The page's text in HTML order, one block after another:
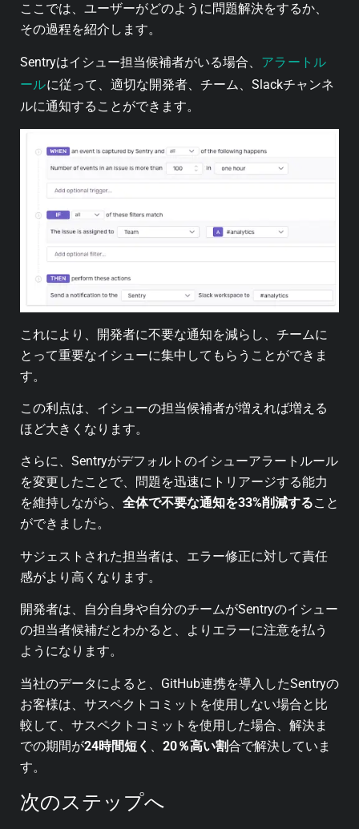
ここでは、ユーザーがどのように問題解決をするか、
その過程を紹介します。
Sentryはイシュー担当候補者がいる場合、 アラートル
ールに従って、適切な開発者、チーム、Slackチャンネ
ルに通知することができます。
これにより、開発者に不要な通知を減らし、チームに
とって重要なイシューに集中してもらうことができま
す。
この利点は、イシューの担当候補者が増えれば増える
ほど大きくなります。
さらに、Sentryがデフォルトのイシューアラートルール
を変更したことで、問題を迅速にトリアージする能力
を維持しながら、 全体で不要な通知を33%削減すること
ができました。
サジェストされた担当者は、エラー修正に対して責任
感がより高くなります。
開発者は、自分自身や自分のチームがSentryのイシュー
の担当者候補だとわかると、よりエラーに注意を払う
ようになります。
当社のデータによると、GitHub連携を導入したSentryの
お客様は、サスペクトコミットを使用しない場合と比
較して、サスペクトコミットを使用した場合、解決ま
での期間が24時間短く 20％高い割合で解決していま
す。
次のステップへ